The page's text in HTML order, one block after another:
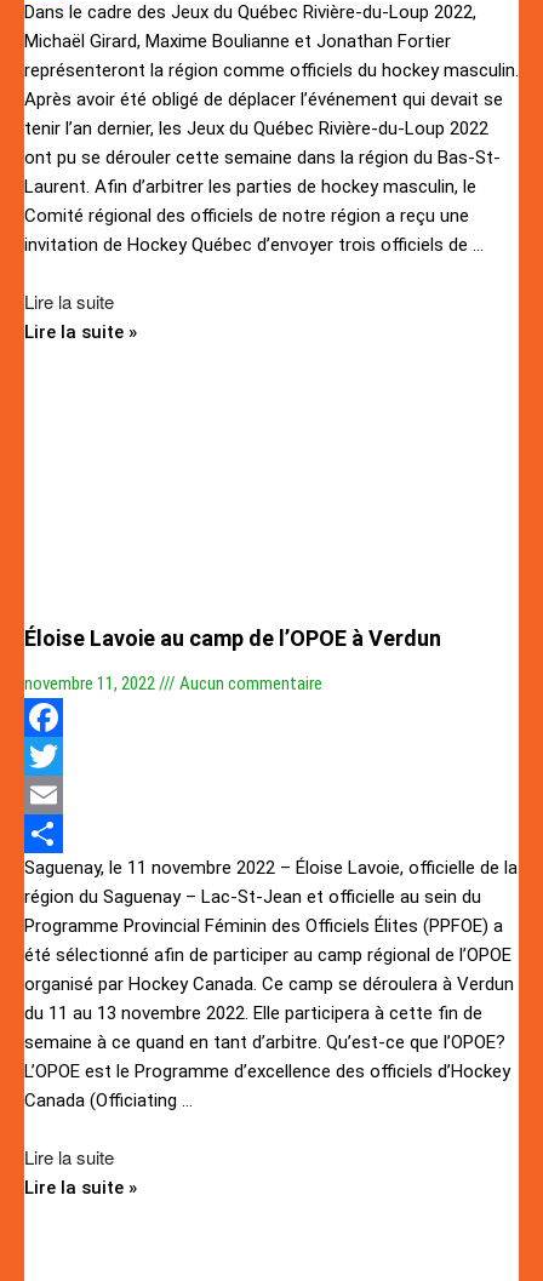
Partager
Dans le cadre des Jeux du Québec Rivière-du-Loup 2022,
Michaël Girard, Maxime Boulianne et Jonathan Fortier
représenteront la région comme officiels du hockey masculin.
Après avoir été obligé de déplacer l’événement qui devait se
tenir l’an dernier, les Jeux du Québec Rivière-du-Loup 2022
ont pu se dérouler cette semaine dans la région du Bas-St-
Laurent. Afin d’arbitrer les parties de hockey masculin, le
Comité régional des officiels de notre région a reçu une
invitation de Hockey Québec d’envoyer trois officiels de …
Lire la suite
Lire la suite »
Éloise Lavoie au camp de l’OPOE à Verdun
novembre 11, 2022 Aucun commentaire
Facebook
Twitter
Email
Partager
Saguenay, le 11 novembre 2022 – Éloise Lavoie, officielle de la
région du Saguenay – Lac-St-Jean et officielle au sein du
Programme Provincial Féminin des Officiels Élites (PPFOE) a
été sélectionné afin de participer au camp régional de l’OPOE
organisé par Hockey Canada. Ce camp se déroulera à Verdun
du 11 au 13 novembre 2022. Elle participera à cette fin de
semaine à ce quand en tant d’arbitre. Qu’est-ce que l’OPOE?
L’OPOE est le Programme d’excellence des officiels d’Hockey
Canada (Officiating …
Lire la suite
Lire la suite »